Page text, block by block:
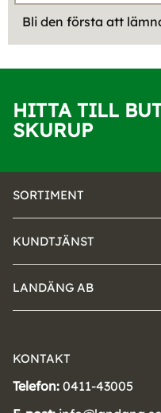
Bli den första att
HITTA TILL
SKURUP
SORTIMENT
KUNDTJÄNST
LANDÄNG AB
KONTAKT
Telefon: 0411-43005